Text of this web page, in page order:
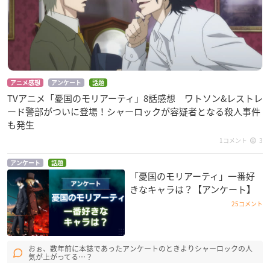
アニメ感想 アンケート 話題
TVアニメ「憂国のモリアーティ」8話感想 ワトソン&レストレ
ード警部がついに登場！シャーロックが容疑者となる殺人事件
も発生
1コメント 3
アンケート 話題
「憂国のモリアーティ」一番好
きなキャラは？【アンケート】
25コメント
おぉ、数年前に本誌であったアンケートのときよりシャーロックの人
気が上がってる…？